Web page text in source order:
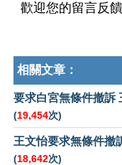
歡迎您的留言反饋
相關文章：
要求白宮無條件撤訴
(19,454次)
王文怡要求無條件撤
(18,642次)